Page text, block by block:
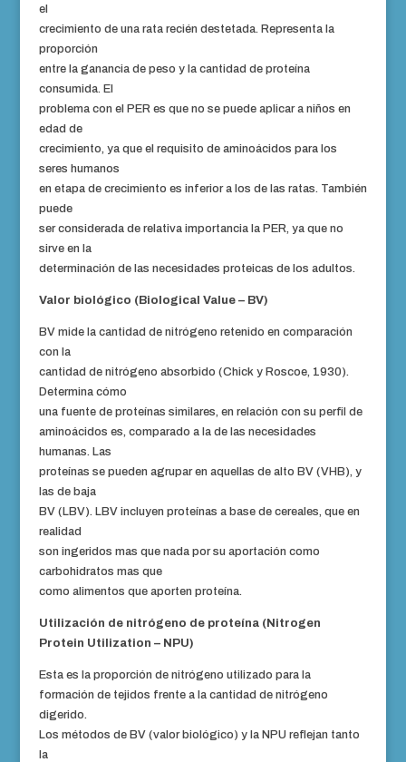
el
crecimiento de una rata recién destetada. Representa la
proporción
entre la ganancia de peso y la cantidad de proteína
consumida. El
problema con el PER es que no se puede aplicar a niños en
edad de
crecimiento, ya que el requisito de aminoácidos para los
seres humanos
en etapa de crecimiento es inferior a los de las ratas. También
puede
ser considerada de relativa importancia la PER, ya que no
sirve en la
determinación de las necesidades proteicas de los adultos.
Valor biológico (Biological Value – BV)
BV mide la cantidad de nitrógeno retenido en comparación
con la
cantidad de nitrógeno absorbido (Chick y Roscoe, 1930).
Determina cómo
una fuente de proteínas similares, en relación con su perfil de
aminoácidos es, comparado a la de las necesidades
humanas. Las
proteínas se pueden agrupar en aquellas de alto BV (VHB), y
las de baja
BV (LBV). LBV incluyen proteínas a base de cereales, que en
realidad
son ingeridos mas que nada por su aportación como
carbohidratos mas que
como alimentos que aporten proteína.
Utilización de nitrógeno de proteína (Nitrogen
Protein Utilization – NPU)
Esta es la proporción de nitrógeno utilizado para la
formación de tejidos frente a la cantidad de nitrógeno
digerido.
Los métodos de BV (valor biológico) y la NPU reflejan tanto
la